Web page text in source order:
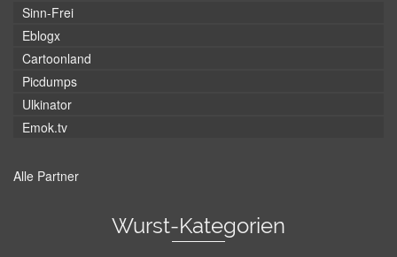
Sinn-Frei
Eblogx
Cartoonland
Picdumps
Ulkinator
Emok.tv
Alle Partner
Wurst-Kategorien